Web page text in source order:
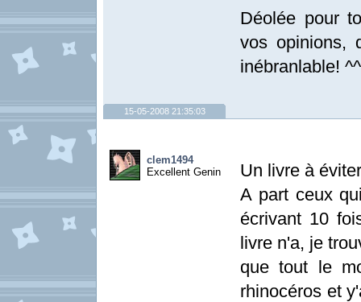
Déolée pour
vos opinions,
inébranlable! ^^
15-05-2008 21:35:03
clem1494
Excellent Genin
Un livre à
A part ceux
écrivant 10
livre n'a, je
que tout le
rhinocéros et